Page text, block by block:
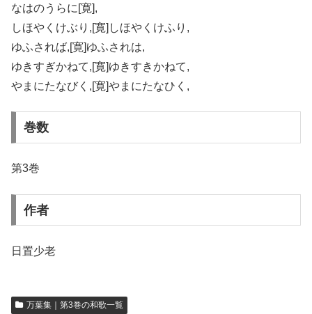
なはのうらに[寛],
しほやくけぶり,[寛]しほやくけふり,
ゆふされば,[寛]ゆふされは,
ゆきすぎかねて,[寛]ゆきすきかねて,
やまにたなびく,[寛]やまにたなひく,
巻数
第3巻
作者
日置少老
万葉集｜第3巻の和歌一覧